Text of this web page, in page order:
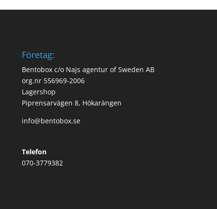
Företag:
Bentobox c/o Najs agentur of Sweden AB
org.nr 556969-2006
Lagershop
Piprensarvägen 8, Hökarängen
info@bentobox.se
Telefon
070-3779382